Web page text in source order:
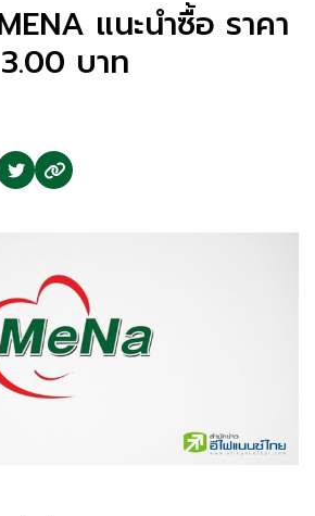
แนะนำซื้อ ราคา
บาท